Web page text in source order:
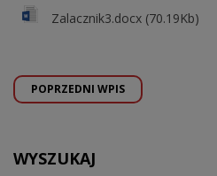
Zalacznik3.docx (70.19Kb)
POPRZEDNI WPIS
WYSZUKAJ